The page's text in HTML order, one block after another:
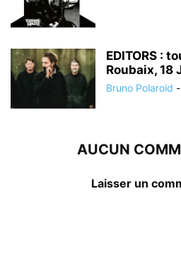
EDITORS :
Roubaix, 18
Bruno Polaroid -
AUCUN
Laisser un